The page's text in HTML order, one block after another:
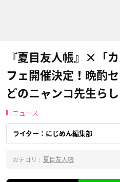
『夏目友人帳』×「
フェ開催決定！晩酌
どのニャンコ先生ら
ニュース
ライター：にじめん編集部
カテゴリ : 夏目友人帳